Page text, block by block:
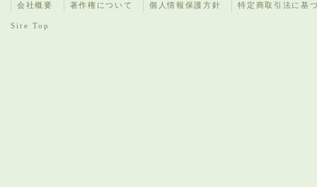
会社概要 著作権について 個人情報保護方針 特定商取引法に基
Site Top